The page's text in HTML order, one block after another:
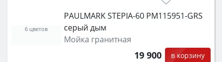
PAULMARK STEPIA-60 PM115951-GRS
серый дым
Мойка гранитная
19 900 в корзину
6 цветов